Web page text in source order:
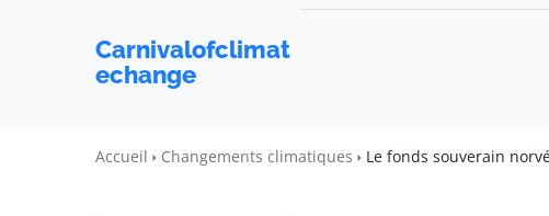
Carnivalofclimat
echange
Accueil Changements climatiques Le fonds souverain